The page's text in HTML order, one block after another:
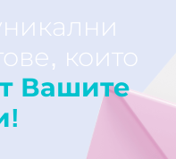
които
Вашите